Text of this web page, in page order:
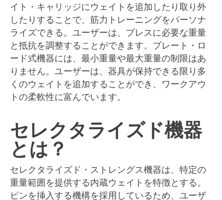
イト・キャリッジにウェイトを追加したり取り外
したりすることで、筋力トレーニングをパーソナ
ライズできる。ユーザーは、プレスに必要な重量
と抵抗を調整することができます。プレート・ロ
ード式機器には、最小重量や最大重量の制限はあ
りません。ユーザーは、器具が保持できる限り多
くのウェイトを追加することができ、ワークアウ
トの柔軟性に富んでいます。
セレクタライズド機器
とは？
セレクタライズド・ストレングス機器は、特定の
重量範囲を提供する内蔵ウェイトを特徴とする。
ピンを挿入する機構を採用しているため、ユーザ